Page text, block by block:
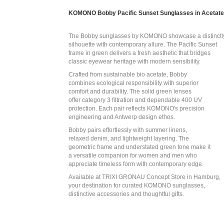
KOMONO Bobby Pacific Sunset Sunglasses in Acetate
The Bobby sunglasses by KOMONO showcase a
silhouette with contemporary allure. The Pacific Sunset
frame in green delivers a fresh aesthetic that bridges
classic eyewear heritage with modern sensibility.
Crafted from sustainable bio acetate, Bobby
combines ecological responsibility with superior
comfort and durability. The solid green lenses
offer category 3 filtration and dependable 400 UV
protection. Each pair reflects KOMONO's precision
engineering and Antwerp design ethos.
Bobby pairs effortlessly with summer linens,
relaxed denim, and lightweight layering. The
geometric frame and understated green tone make it
a versatile companion for women and men who
appreciate timeless form with contemporary edge.
Available at TRIXI GRONAU Concept Store in Hamburg,
your destination for curated KOMONO sunglasses,
distinctive accessories and thoughtful gifts.